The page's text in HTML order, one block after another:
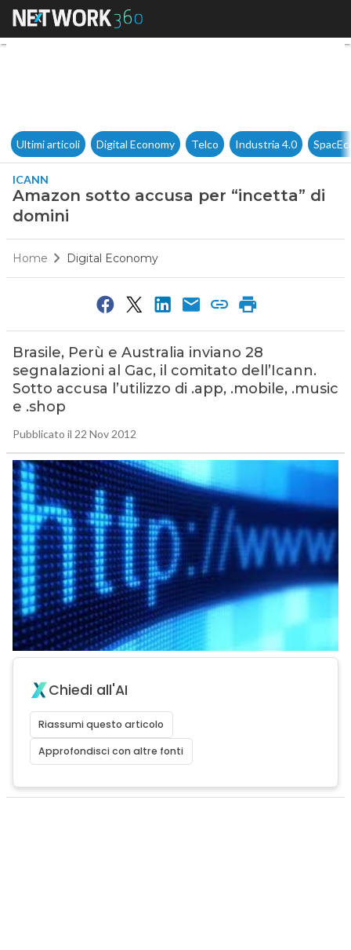
Amazon sotto accusa per
Ultimi articoli Digital Economy Telco Industria 4.0
ICANN
Amazon sotto accusa per “incetta” di
domini
Home Digital Economy
Brasile, Perù e Australia inviano 28
segnalazioni al Gac, il comitato dell’Icann.
Sotto accusa l’utilizzo di .app, .mobile, .music
e .shop
Pubblicato il 22 Nov 2012
Chiedi all'AI
Riassumi questo articolo
Approfondisci con altre fonti